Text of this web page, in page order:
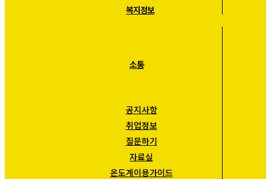
복지정보
소통
공지사항
취업정보
질문하기
자료실
온도계이용가이드